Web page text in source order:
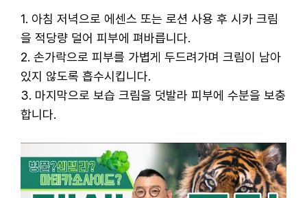
1. 아침 저녁으로 에센스 또는 로션 사용 후 시카 크림
을 적당량 덜어 피부에 펴바릅니다.
2. 손가락으로 피부를 가볍게 두드려가며 크림이 남아
있지 않도록 흡수시킵니다.
3. 마지막으로 보습 크림을 덧발라 피부에 수분을 보충
합니다.